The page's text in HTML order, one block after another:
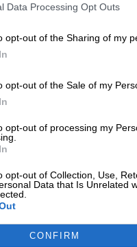
Data Processing Opt Outs
opt-out of the Sharing of my
opt-out of the Sale of my
opt-out of processing my
opt-out of Collection, Use,
Data that Is Unrelated
CONFIRM
και στις αγορές
οι
θα αποτελέσει ένα
διαλόγου
να ενισχυθεί ο – μέχρι
εταίρων και
οποίο θα κατανεμηθούν τα
να οικοδομηθεί η
στήριξη για την
προσαρμογές της
μέτρα που θα αμβλύνουν
ασθενέστερους
ομάδων συμφερόντων